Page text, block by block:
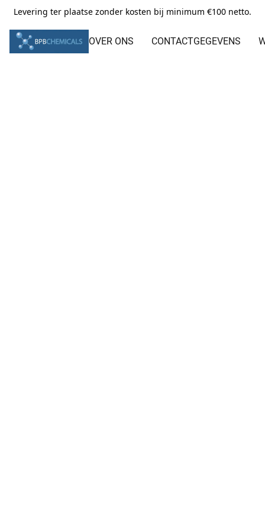
Levering ter plaatse zonder kosten bij minimum €100 netto.
OVER ONS CONTACTGEGEVENS